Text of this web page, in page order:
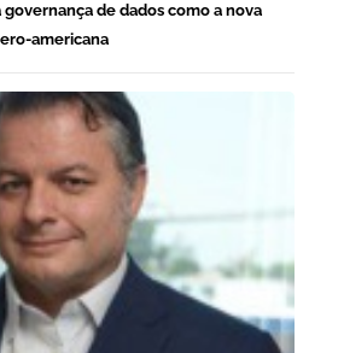
governança de dados como a nova
americana